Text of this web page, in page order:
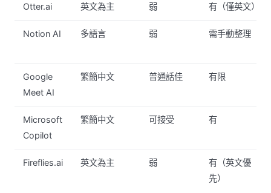
Otter.ai 英文為主 弱 有（僅英文）
Notion AI 多語言 弱 需手動整理
Google
Meet AI
繁簡中文 普通話佳 有限
Microsoft
Copilot
繁簡中文 可接受 有
Fireflies.ai 英文為主 弱
有（英文優
先）